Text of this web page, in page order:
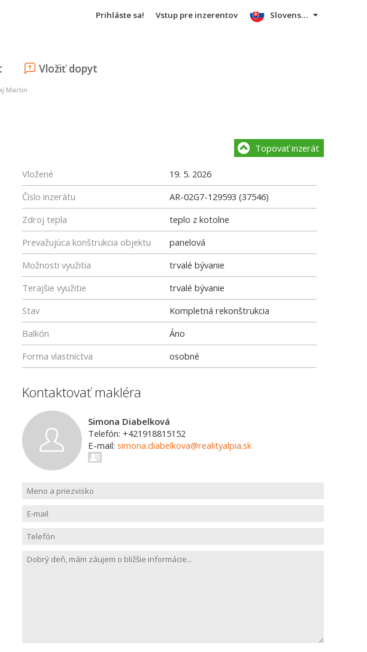
Prihláste sa! Vstup pre inzerentov
Vložiť dopyt
Slovensky
Martin
Topovať inzerát
Vložené
19. 5. 2026
Číslo inzerátu
AR-02G7-129593 (37546)
Zdroj tepla
teplo z kotolne
Prevažujúca konštrukcia objektu
panelová
Možnosti využitia
trvalé bývanie
Terajšie využitie
trvalé bývanie
Stav
Kompletná rekonštrukcia
Balkón
Áno
Forma vlastníctva
osobné
Kontaktovať makléra
Simona Diabelková
Telefón: +421918815152
E-mail: simona.diabelkova@realityalpia.sk